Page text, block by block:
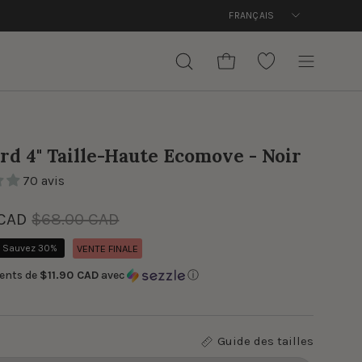
FRANÇAIS
OUVRIROUVRIR LE PANIER
WISHLISTOuvrir
navigation
4" Taille-Haute Ecomove - Noir
70 avis
$68.00 CAD
Sauvez30% VENTE FINALE
de $11.90 CAD avec ⓘ
Guide des tailles